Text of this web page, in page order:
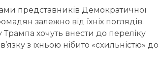
представників Демократичної
залежно від їхніх поглядів.
Трампа хочуть внести до переліку
з їхньою нібито «схильністю» до